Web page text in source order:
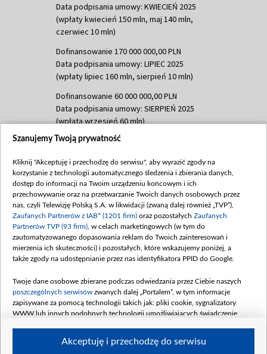
Data podpisania umowy: KWIECIEŃ 2025
(wpłaty kwiecień 150 mln, maj 140 mln,
czerwiec 10 mln)
Dofinansowanie 170 000 000,00 PLN
Data podpisania umowy: LIPIEC 2025
(wpłaty lipiec 160 mln, sierpień 10 mln)
Dofinansowanie 60 000 000,00 PLN
Data podpisania umowy: SIERPIEŃ 2025
(wpłata wrzesień 60 mln)
Dofinansowanie 635 783 051,21 PLN
(wpłata wrzesień 100 mln, październik 350
mln, listopad 265 mln)
Dofinansowanie 48 862 000,00 PLN
Data podpisania umowy: GRUDZIEŃ 2025
(wpłata grudzień 60,548 mln)
Dofinansowanie 900 000 000,00 PLN
Data podpisania umowy: LUTY 2026 (wpłata
kwiecień 180 mln, 7 maja 180 mln, 8
czerwca 90 mln)
Dofinansowanie 250 000 000,00 PLN
4 sierpnia 250 mln
Szanujemy Twoją prywatność
Kliknij "Akceptuję i przechodzę do serwisu", aby wyrazić zgody na
korzystanie z technologii automatycznego śledzenia i zbierania danych,
dostęp do informacji na Twoim urządzeniu końcowym i ich
przechowywanie oraz na przetwarzanie Twoich danych osobowych przez
nas, czyli Telewizję Polską S.A. w likwidacji (zwaną dalej również „TVP”),
Zaufanych Partnerów z IAB* (1201 firm) oraz pozostałych Zaufanych
Partnerów TVP (93 firm) , w celach marketingowych (w tym do
zautomatyzowanego dopasowania reklam do Twoich zainteresowań i
mierzenia ich skuteczności) i pozostałych, które wskazujemy poniżej, a
także zgody na udostępnianie przez nas identyfikatora PPID do Google.
Twoje dane osobowe zbierane podczas odwiedzania przez Ciebie naszych
poszczególnych serwisów zwanych dalej „Portalem”, w tym informacje
zapisywane za pomocą technologii takich jak: pliki cookie, sygnalizatory
WWW lub innych podobnych technologii umożliwiających świadczenie
Akceptuję i przechodzę do serwisu